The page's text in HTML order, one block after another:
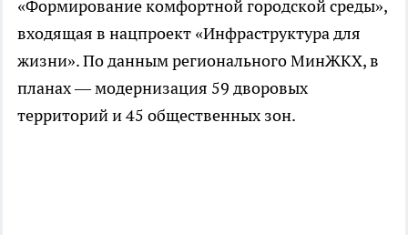
«Формирование комфортной городской среды»,
входящая в нацпроект «Инфраструктура для
жизни». По данным регионального МинЖКХ, в
планах — модернизация 59 дворовых
территорий и 45 общественных зон.